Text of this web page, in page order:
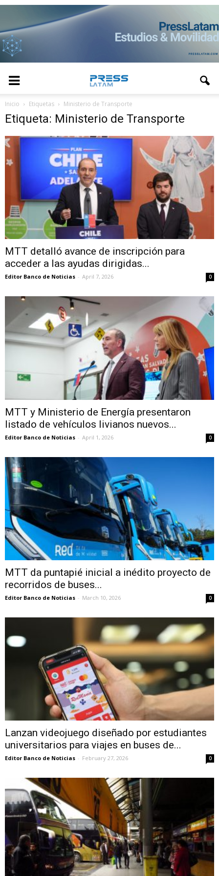
Inicio Etiquetas Ministerio de Transporte
Etiqueta: Ministerio de Transporte
MTT detalló avance de inscripción para
acceder a las ayudas dirigidas...
Editor Banco de Noticias - April 7, 2026 0
MTT y Ministerio de Energía presentaron
listado de vehículos livianos nuevos...
Editor Banco de Noticias - April 1, 2026 0
MTT da puntapié inicial a inédito proyecto de
recorridos de buses...
Editor Banco de Noticias - March 10, 2026 0
Lanzan videojuego diseñado por estudiantes
universitarios para viajes en buses de...
Editor Banco de Noticias - February 27, 2026 0